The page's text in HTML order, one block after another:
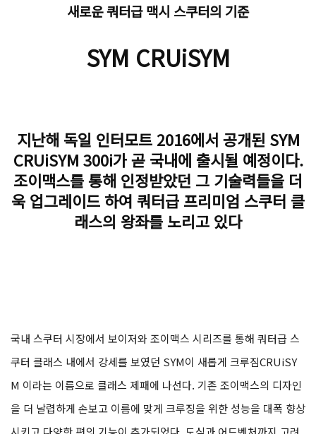
새로운 쿼터급 맥시 스쿠터의 기준
SYM CRUiSYM
지난해 독일 인터모트 2016에서 공개된 SYM
CRUiSYM 300i가 곧 국내에 출시될 예정이다.
조이맥스를 통해 인정받았던 그 기술력들을 더
욱 업그레이드 하여 쿼터급 프리미엄 스쿠터 클
래스의 왕좌를 노리고 있다
국내 스쿠터 시장에서 보이저와 조이맥스 시리즈를 통해 쿼터급 스
쿠터 클래스 내에서 강세를 보였던 SYM이 새롭게 크루짐CRUiSY
M 이라는 이름으로 클래스 제패에 나선다. 기존 조이맥스의 디자인
을 더 날렵하게 손보고 이름에 맞게 크루징을 위한 성능을 대폭 향상